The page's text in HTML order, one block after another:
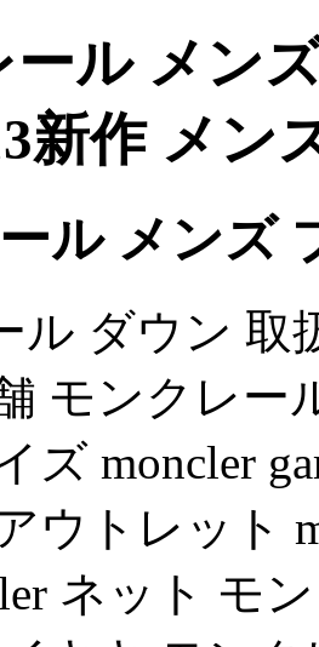
ール メン
新作 メン
ル メンズ
ル ダウン 取
モンクレー
ズ moncler
ウトレット
ネット モ